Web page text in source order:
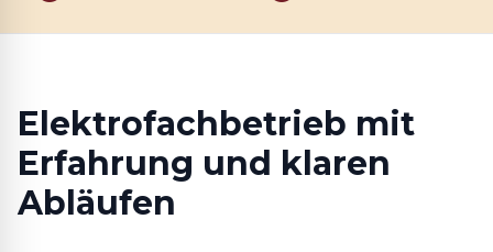
Elektrofachbetrieb mit
Erfahrung und klaren
Abläufen